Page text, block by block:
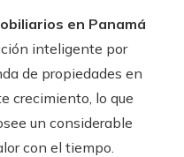
en Panamá
inteligente por
de propiedades en
crecimiento, lo que
un considerable
con el tiempo.